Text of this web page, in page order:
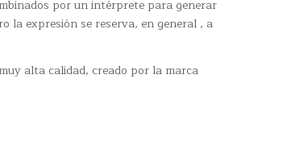
por un intérprete para generar
la expresión se reserva, en general , a
alta calidad, creado por la marca